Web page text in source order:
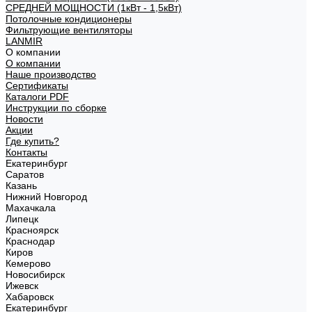
СРЕДНЕЙ МОЩНОСТИ (1кВт - 1,5кВт)
Потолочные кондиционеры
Фильтрующие вентиляторы
LANMIR
О компании
О компании
Наше производство
Сертификаты
Каталоги PDF
Инструкции по сборке
Новости
Акции
Где купить?
Контакты
Екатеринбург
Саратов
Казань
Нижний Новгород
Махачкала
Липецк
Красноярск
Краснодар
Киров
Кемерово
Новосибирск
Ижевск
Хабаровск
Екатеринбург